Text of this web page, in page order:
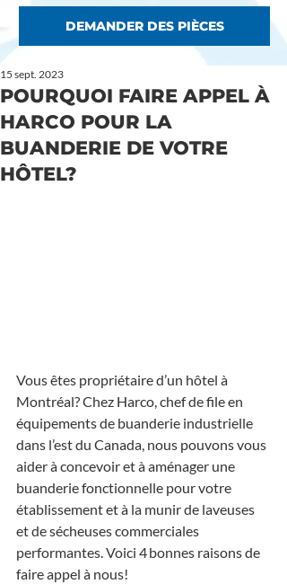
DEMANDER DES PIÈCES
POURQUOI FAIRE APPEL À
HARCO POUR LA
BUANDERIE DE VOTRE
HÔTEL?
15 sept. 2023
Vous êtes propriétaire d’un hôtel à
Montréal? Chez Harco, chef de file en
équipements de buanderie industrielle
dans l’est du Canada, nous pouvons vous
aider à concevoir et à aménager une
buanderie fonctionnelle pour votre
établissement et à la munir de laveuses
et de sécheuses commerciales
performantes. Voici 4 bonnes raisons de
faire appel à nous!